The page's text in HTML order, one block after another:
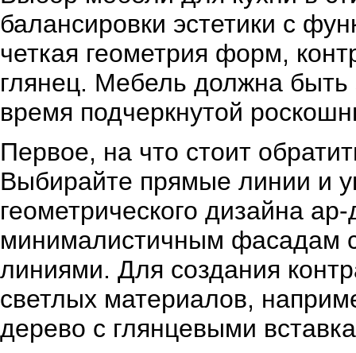
балансировки эстетики с
четкая геометрия форм,
глянец. Мебель должна быть
время подчеркнутой
Первое, на что стоит
Выбирайте прямые линии и
геометрического дизайна
минималистичным фасадам
линиями. Для создания
светлых материалов,
дерево с глянцевыми